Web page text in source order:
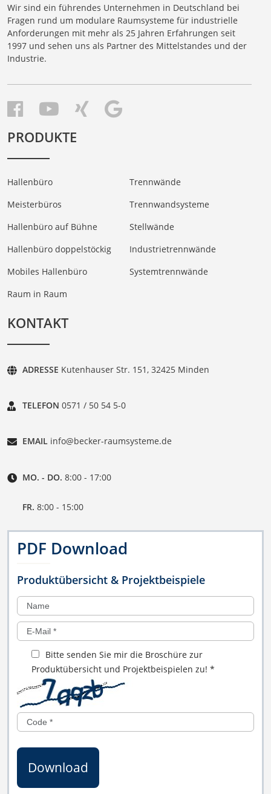
Wir sind ein führendes Unternehmen in Deutschland bei
Fragen rund um modulare Raumsysteme für industrielle
Anforderungen mit mehr als 25 Jahren Erfahrungen seit
1997 und sehen uns als Partner des Mittelstandes und der
Industrie.
PRODUKTE
Hallenbüro
Meisterbüros
Hallenbüro auf Bühne
Hallenbüro doppelstöckig
Mobiles Hallenbüro
Raum in Raum
Trennwände
Trennwandsysteme
Stellwände
Industrietrennwände
Systemtrennwände
KONTAKT
ADRESSE Kutenhauser Str. 151, 32425 Minden
TELEFON 0571 / 50 54 5-0
EMAIL info@becker-raumsysteme.de
MO. - DO. 8:00 - 17:00
FR. 8:00 - 15:00
PDF Download
Produktübersicht & Projektbeispiele
Bitte senden Sie mir die Broschüre zur
Produktübersicht und Projektbeispielen zu! *
Download